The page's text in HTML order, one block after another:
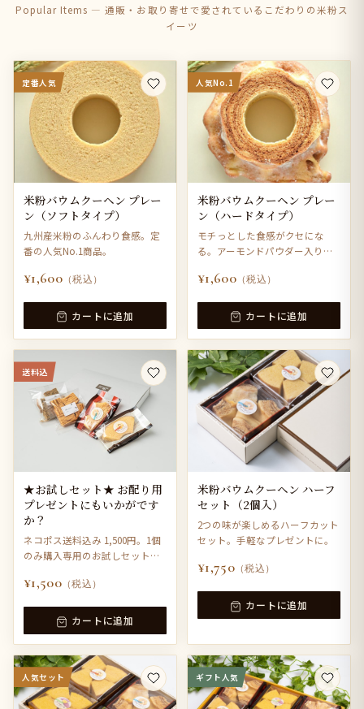
Popular Items — 通販・お取り寄せで愛されているこだわりの米粉ス
イーツ
定番人気
米粉バウムクーヘン プレー
ン（ソフトタイプ）
九州産米粉のふんわり食感。定
番の人気No.1商品。
¥1,600 （税込）
カートに追加
人気No.1
米粉バウムクーヘン プレー
ン（ハードタイプ）
モチっとした食感がクセにな
る。アーモンドパウダー入りで
¥1,600 （税込）
カートに追加
送料込
★お試しセット★ お配り用
プレゼントにもいかがです
か？
ネコポス送料込み 1,500円。1個
のみ購入専用のお試しセットで
¥1,500 （税込）
カートに追加
米粉バウムクーヘン ハーフ
セット（2個入）
2つの味が楽しめるハーフカット
セット。手軽なプレゼントに。
¥1,750 （税込）
カートに追加
人気セット ギフト人気